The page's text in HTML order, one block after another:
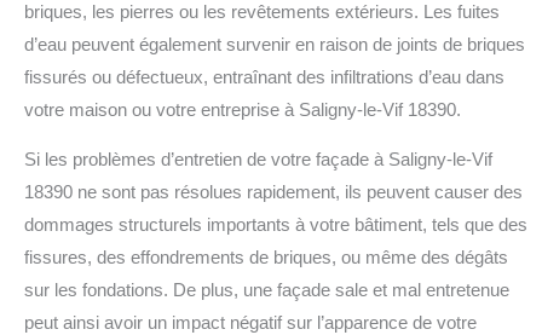
briques, les pierres ou les revêtements extérieurs. Les fuites
d’eau peuvent également survenir en raison de joints de briques
fissurés ou défectueux, entraînant des infiltrations d’eau dans
votre maison ou votre entreprise à Saligny-le-Vif 18390.
Si les problèmes d’entretien de votre façade à Saligny-le-Vif
18390 ne sont pas résolues rapidement, ils peuvent causer des
dommages structurels importants à votre bâtiment, tels que des
fissures, des effondrements de briques, ou même des dégâts
sur les fondations. De plus, une façade sale et mal entretenue
peut ainsi avoir un impact négatif sur l’apparence de votre